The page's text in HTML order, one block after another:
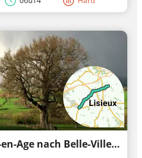
Wanderung von Breuil-en-Age nach Belle-Ville-en-Age